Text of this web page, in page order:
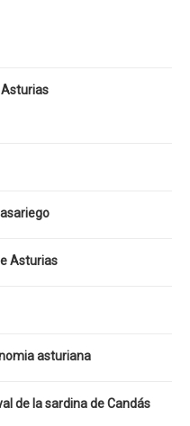
Asturias
asturiana
de la sardina de Candás